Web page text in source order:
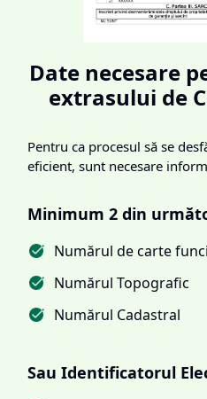
Date necesare
extrasului de
Pentru ca procesul să se
eficient, sunt necesare
Minimum 2 din
Numărul de carte
Numărul Topografic
Numărul Cadastral
Sau Identificatorul